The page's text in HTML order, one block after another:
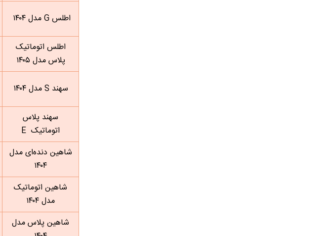
اطلس G مدل ۱۴۰۴
اطلس اتوماتیک
پلاس مدل ۱۴۰۵
سهند S مدل ۱۴۰۴
سهند پلاس
اتوماتیک E
شاهین دنده‌ای مدل
۱۴۰۴
شاهین اتوماتیک
مدل ۱۴۰۴
شاهین پلاس مدل